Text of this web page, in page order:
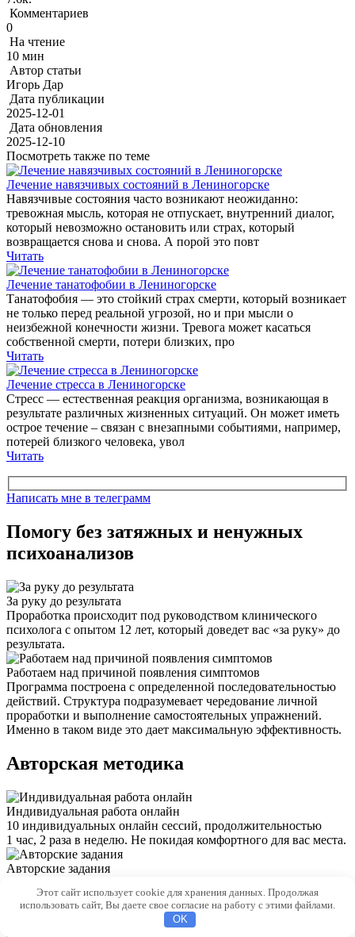
Комментариев
0
На чтение
10 мин
Автор статьи
Игорь Дар
Дата публикации
2025-12-01
Дата обновления
2025-12-10
Посмотреть также по теме
Лечение навязчивых состояний в Лениногорске
Навязчивые состояния часто возникают неожиданно:
тревожная мысль, которая не отпускает, внутренний диалог,
который невозможно остановить или страх, который
возвращается снова и снова. А порой это повт
Читать
Лечение танатофобии в Лениногорске
Танатофобия — это стойкий страх смерти, который возникает
не только перед реальной угрозой, но и при мысли о
неизбежной конечности жизни. Тревога может касаться
собственной смерти, потери близких, про
Читать
Лечение стресса в Лениногорске
Стресс — естественная реакция организма, возникающая в
результате различных жизненных ситуаций. Он может иметь
острое течение – связан с внезапными событиями, например,
потерей близкого человека, увол
Читать
Написать мне в телеграмм
Помогу без затяжных и ненужных
психоанализов
За руку до результата
Проработка происходит под руководством клинического
психолога с опытом 12 лет, который доведет вас «за руку» до
результата.
Работаем над причиной появления симптомов
Программа построена с определенной последовательностью
действий. Структура подразумевает чередование личной
проработки и выполнение самостоятельных упражнений.
Именно в таком виде это дает максимальную эффективность.
Авторская методика
Индивидуальная работа онлайн
10 индивидуальных онлайн сессий, продолжительностью
1 час, 2 раза в неделю. Не покидая комфортного для вас места.
Авторские задания
задания, разработанные по уникальной методике автора.
Задания включают в себя 6 упражнений, которые сможет
Этот сайт использует cookie для хранения данных. Продолжая
использовать сайт, Вы даете свое согласие на работу с этими файлами.
OK